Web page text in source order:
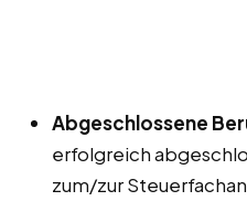
Abgeschlossene
erfolgreich
zum/zur